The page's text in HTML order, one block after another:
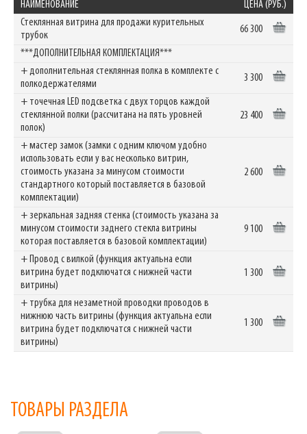
НАИМЕНОВАНИЕ
ЦЕНА (РУБ.)
Стеклянная витрина для продажи курительных
трубок
66 300
***ДОПОЛНИТЕЛЬНАЯ КОМПЛЕКТАЦИЯ***
+ дополнительная стеклянная полка в комплекте с
полкодержателями
3 300
+ точечная LED подсветка с двух торцов каждой
стеклянной полки (рассчитана на пять уровней
полок)
23 400
+ мастер замок (замки с одним ключом удобно
использовать если у вас несколько витрин,
стоимость указана за минусом стоимости
стандартного который поставляется в базовой
комплектации)
2 600
+ зеркальная задняя стенка (стоимость указана за
минусом стоимости заднего стекла витрины
которая поставляется в базовой комплектации)
9 100
+ Провод с вилкой (функция актуальна если
витрина будет подключатся с нижней части
витрины)
1 300
+ трубка для незаметной проводки проводов в
нижнюю часть витрины (функция актуальна если
витрина будет подключатся с нижней части
витрины)
1 300
ТОВАРЫ РАЗДЕЛА